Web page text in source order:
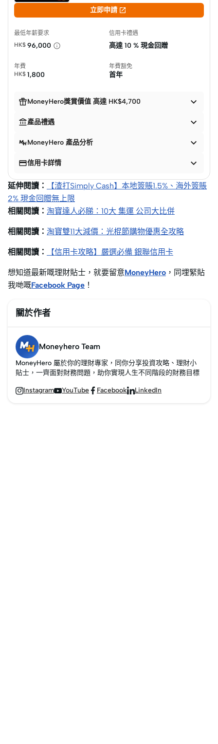
立即申請 
最低年薪要求
HK$ 96,000
信用卡禮遇
高達 10 % 現金回贈
年費
HK$ 1,800
年費豁免
首年
MoneyHero獎賞價值 高達 HK$4,700 
產品禮遇 
MoneyHero 產品分析 
信用卡詳情 
延伸閱讀：
【渣打Simply Cash】本地簽賬1.5%、海外簽賬
2% 現金回贈無上限
相關閱讀： 淘寶達人必睇：10大 集運 公司大比併
相關閱讀： 淘寶雙11大減價：光棍節購物優惠全攻略
相關閱讀： 【信用卡攻略】嚴選必備 銀聯信用卡
想知道最新嘅理財貼士，就要留意MoneyHero ，同埋緊貼
我哋嘅Facebook Page ！
關於作者
Moneyhero Team
MoneyHero 屬於你的理財專家，同你分享投資攻略、理財小
貼士，一齊面對財務問題，助你實現人生不同階段的財務目標
InstagramYouTube  FacebookLinkedIn